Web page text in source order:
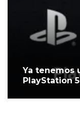
Ya tenemos
PlayStation